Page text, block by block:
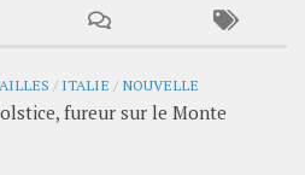
/ ITALIE / NOUVELLE
fureur sur le Monte